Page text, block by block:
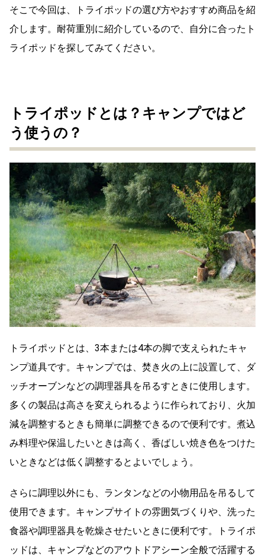
そこで今回は、トライポッドの選び方やおすすめ商品を紹
介します。耐荷重別に紹介しているので、自分に合ったト
ライポッドを探してみてください。
トライポッドとは？キャンプではど
う使うの？
トライポッドとは、3本または4本の脚で支えられたキャ
ンプ道具です。キャンプでは、焚き火の上に設置して、ダ
ッチオーブンなどの調理器具を吊るすときに使用します。
多くの製品は高さを変えられるように作られており、火加
減を調整するときも簡単に調整できるので便利です。煮込
み料理や保温したいときは高く、香ばしい焼き色をつけた
いときなどは低く調整するとよいでしょう。
さらに調理以外にも、ランタンなどの小物用品を吊るして
使用できます。キャンプサイトの雰囲気づくりや、洗った
食器や調理器具を乾燥させたいときに便利です。トライポ
ッドは、キャンプなどのアウトドアシーン全般で活躍する